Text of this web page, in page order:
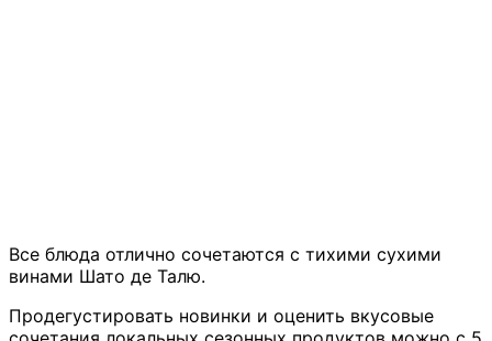
Все блюда отлично сочетаются с тихими сухими
винами Шато де Талю.
Продегустировать новинки и оценить вкусовые